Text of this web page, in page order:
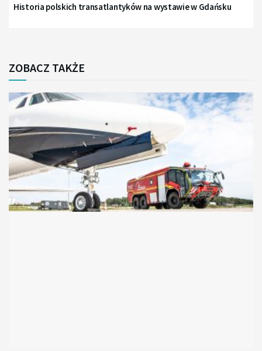
Historia polskich transatlantyków na wystawie w Gdańsku
ZOBACZ TAKŻE